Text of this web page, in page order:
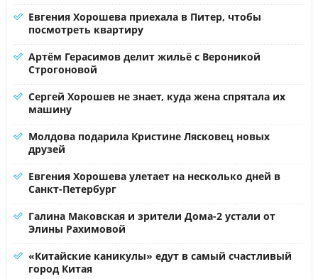
Евгения Хорошева приехала в Питер, чтобы
посмотреть квартиру
Артём Герасимов делит жильё с Вероникой
Строгоновой
Сергей Хорошев не знает, куда жена спрятала их
машину
Молдова подарила Кристине Лясковец новых
друзей
Евгения Хорошева улетает на несколько дней в
Санкт-Петербург
Галина Маковская и зрители Дома-2 устали от
Элины Рахимовой
«Китайские каникулы» едут в самый счастливый
город Китая